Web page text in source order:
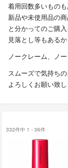
着用回数多いものも
新品や未使用品の
と分かってのご購
見落とし等もある
ノークレーム、ノ
スムーズで気持ち
よろしくお願い致し
332件中 1 - 36件